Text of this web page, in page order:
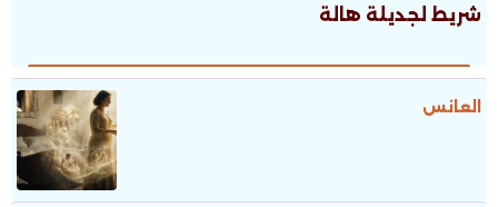
شريط لجديلة هالة
العانس